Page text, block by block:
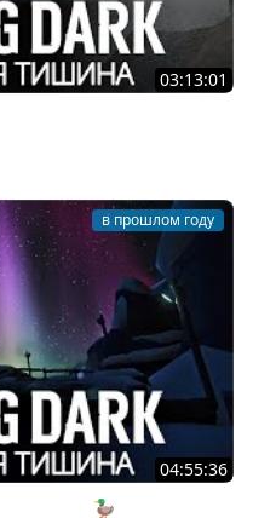
03:13:01
Dark [PC 2014] #25
в прошлом году
04:55:36
бункеры 🦆 The Long Dark